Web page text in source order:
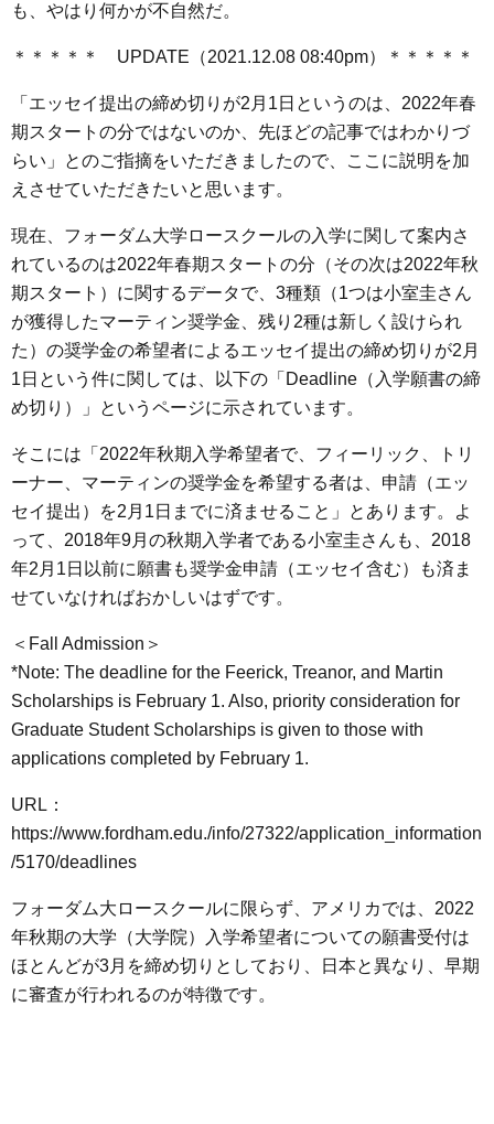
も、やはり何かが不自然だ。
＊＊＊＊＊ UPDATE（2021.12.08 08:40pm）＊＊＊＊＊
「エッセイ提出の締め切りが2月1日というのは、2022年春
期スタートの分ではないのか、先ほどの記事ではわかりづ
らい」とのご指摘をいただきましたので、ここに説明を加
えさせていただきたいと思います。
現在、フォーダム大学ロースクールの入学に関して案内さ
れているのは2022年春期スタートの分（その次は2022年秋
期スタート）に関するデータで、3種類（1つは小室圭さん
が獲得したマーティン奨学金、残り2種は新しく設けられ
た）の奨学金の希望者によるエッセイ提出の締め切りが2月
1日という件に関しては、以下の「Deadline（入学願書の締
め切り）」というページに示されています。
そこには「2022年秋期入学希望者で、フィーリック、トリ
ーナー、マーティンの奨学金を希望する者は、申請（エッ
セイ提出）を2月1日までに済ませること」とあります。よ
って、2018年9月の秋期入学者である小室圭さんも、2018
年2月1日以前に願書も奨学金申請（エッセイ含む）も済ま
せていなければおかしいはずです。
＜Fall Admission＞
*Note: The deadline for the Feerick, Treanor, and Martin
Scholarships is February 1. Also, priority consideration for
Graduate Student Scholarships is given to those with
applications completed by February 1.
URL：
https://www.fordham.edu./info/27322/application_information
/5170/deadlines
フォーダム大ロースクールに限らず、アメリカでは、2022
年秋期の大学（大学院）入学希望者についての願書受付は
ほとんどが3月を締め切りとしており、日本と異なり、早期
に審査が行われるのが特徴です。